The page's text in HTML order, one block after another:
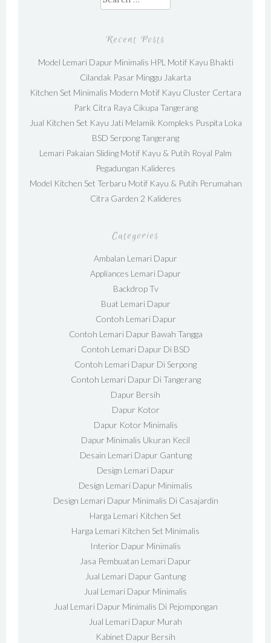
Recent Posts
Model Lemari Dapur Minimalis HPL Motif Kayu Bhakti
Cilandak Pasar Minggu Jakarta
Kitchen Set Minimalis Modern Motif Kayu Cluster Certara
Park Citra Raya Cikupa Tangerang
Jual Kitchen Set Kayu Jati Melamik Kompleks Puspita Loka
BSD Serpong Tangerang
Lemari Pakaian Sliding Motif Kayu & Putih Royal Palm
Pegadungan Kalideres
Model Kitchen Set Terbaru Motif Kayu & Putih Perumahan
Citra Garden 2 Kalideres
Categories
Ambalan Lemari Dapur
Appliances Lemari Dapur
Backdrop Tv
Buat Lemari Dapur
Contoh Lemari Dapur
Contoh Lemari Dapur Bawah Tangga
Contoh Lemari Dapur Di BSD
Contoh Lemari Dapur Di Serpong
Contoh Lemari Dapur Di Tangerang
Dapur Bersih
Dapur Kotor
Dapur Kotor Minimalis
Dapur Minimalis Ukuran Kecil
Desain Lemari Dapur Gantung
Design Lemari Dapur
Design Lemari Dapur Minimalis
Design Lemari Dapur Minimalis Di Casajardin
Harga Lemari Kitchen Set
Harga Lemari Kitchen Set Minimalis
Interior Dapur Minimalis
Jasa Pembuatan Lemari Dapur
Jual Lemari Dapur Gantung
Jual Lemari Dapur Minimalis
Jual Lemari Dapur Minimalis Di Pejompongan
Jual Lemari Dapur Murah
Kabinet Dapur Bersih